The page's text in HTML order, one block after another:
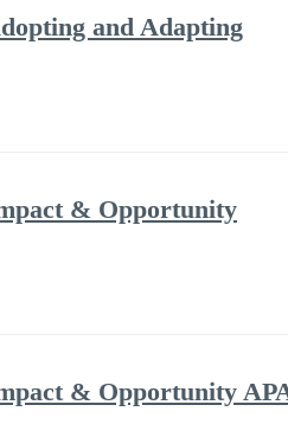
and Adapting
& Opportunity
& Opportunity